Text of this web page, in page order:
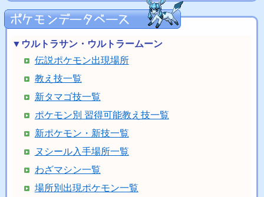
▼ウルトラサン・ウルトラームーン
伝説ポケモン出現場所
教え技一覧
新タマゴ技一覧
ポケモン別 習得可能教え技一覧
新ポケモン・新技一覧
ヌシール入手場所一覧
わざマシン一覧
場所別出現ポケモン一覧